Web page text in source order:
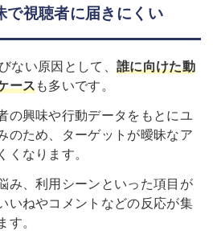
で視聴者に届きにくい
ない原因として、誰に向けた動
ースも多いです。
の興味や行動データをもとにユ
のため、ターゲットが曖昧なア
くなります。
み、利用シーンといった項目が
いねやコメントなどの反応が集
。